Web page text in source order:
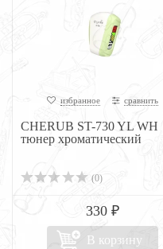
избранное сравнить
CHERUB ST-730 YL WH
тюнер хроматический
(0)
330 ₽
В корзину